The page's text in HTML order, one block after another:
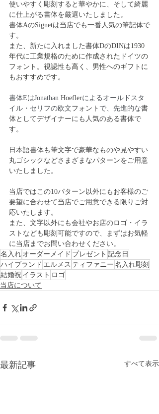
使いやすく彫刻すると華やかに、そして綺麗
に仕上がる書体を厳選いたしました。
書体AのSignetは当店でも一番人気の筆記体で
す。
また、新たに入れました書体DのDINは1930
年代に工業規格のために作成されたドイツの
フォント。視認性も高く、男性へのギフトに
もおすすめです。
書体EはJonathan Hoeflerによるオールドスタ
イル・セリフの欧文フォント で、先進的な書
体としてデザイナーにも人気のある書体で
す。
日本語書体も筆文字で豪華なものや見やすい
丸ゴシックなどさまざまなパターンをご用意
いたしました。
当店ではこの10パターン以外にもお客様のご
要望に合わせて当店でご用意できる限りご対
応いたします。
また、文字以外にも会社やお店のロゴ・イラ
ストなども彫刻可能ですので、まずはお気軽
に当店までお問い合わせください。
名入れ オーダーメイド プレゼント 記念日
ハイブランド エルメス ティファニー 名入れ彫刻
結婚祝 イラスト ロゴ
当店について
最新記事 すべて表示